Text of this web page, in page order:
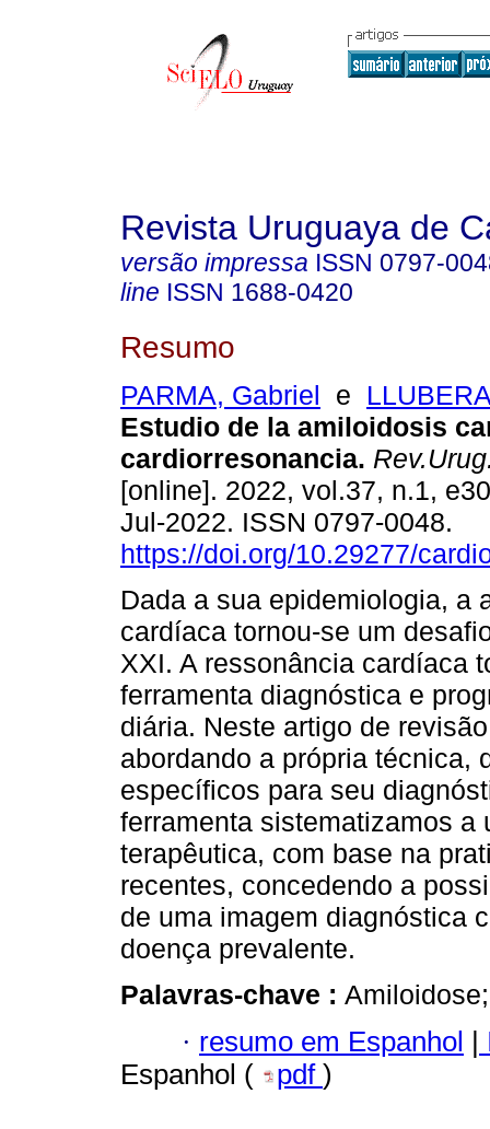
Revista Uruguaya de
versão impressa ISSN 0797-
line ISSN 1688-0420
Resumo
PARMA, Gabriel e
Estudio de la amiloidosis
cardiorresonancia.
[online]. 2022, vol.37, n.1,
Jul-2022. ISSN 0797-0048.
https://doi.org/10.29277/
Dada a sua epidemiologia, a
cardíaca tornou-se um
XXI. A ressonância cardíaca
ferramenta diagnóstica e
diária. Neste artigo de
abordando a própria técnica,
específicos para seu
ferramenta sistematizamos
terapêutica, com base na
recentes, concedendo a
de uma imagem diagnóstica
doença prevalente.
Palavras-chave :
· resumo em Espanhol |
Espanhol (
pdf )